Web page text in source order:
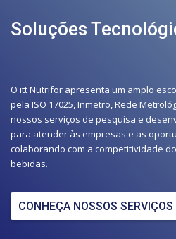
Soluções
O itt Nutrifor apresenta um amplo
pela ISO 17025, Inmetro, Rede
nossos serviços de pesquisa e
para atender às empresas e as
colaborando com a competitividade
bebidas.
CONHEÇA NOSSOS SERVIÇOS